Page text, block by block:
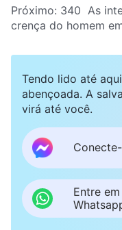
Próximo: 340 As
crença do homem
Tendo lido até
abençoada. A
virá até você.
Entre